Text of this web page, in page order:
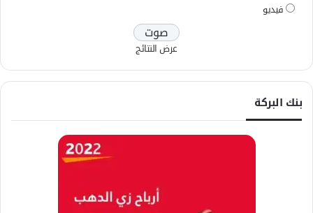
فيديو
عرض النتائج
بنك البركة